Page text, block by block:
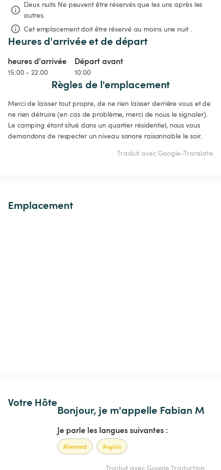
Deux nuits Ne peuvent être réservés que les uns après les
autres.
Cet emplacement doit être réservé au moins une nuit .
Heures d'arrivée et de départ
heures d'arrivée
15:00 - 22:00
Départ avant
10:00
Règles de l'emplacement
Merci de laisser tout propre, de ne rien laisser derrière vous et de
ne rien détruire (en cas de problème, merci de nous le signaler).
Le camping étant situé dans un quartier résidentiel, nous vous
demandons de respecter un niveau sonore raisonnable le soir.
Traduit avec Google-Translate
Emplacement
Votre Hôte
Bonjour, je m'appelle Fabian M
Je parle les langues suivantes :
Allemand Anglais
Traduit avec Google Traduction